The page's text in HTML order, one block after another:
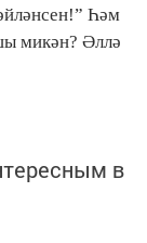
Һәм
микән? Әллә
в